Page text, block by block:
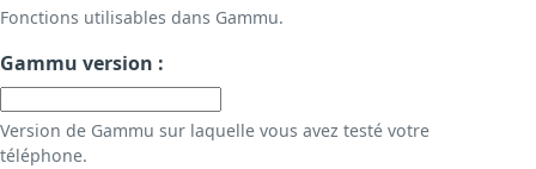
Fonctions utilisables dans Gammu.
Gammu version :
Version de Gammu sur laquelle vous avez testé votre
téléphone.